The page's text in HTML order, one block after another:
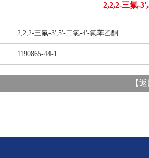
2,2,2-三氟-
2,2,2-三氟-3',5'-二氯-4'-氟苯乙酮
1190865-44-1
【返